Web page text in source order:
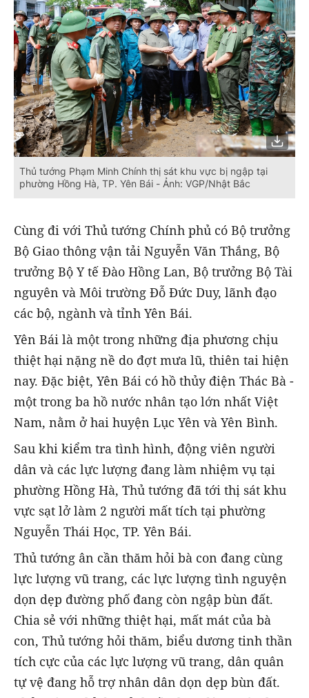
Thủ tướng Phạm Minh Chính thị sát khu vực bị ngập tại
phường Hồng Hà, TP. Yên Bái - Ảnh: VGP/Nhật Bắc
Cùng đi với Thủ tướng Chính phủ có Bộ trưởng
Bộ Giao thông vận tải Nguyễn Văn Thắng, Bộ
trưởng Bộ Y tế Đào Hồng Lan, Bộ trưởng Bộ Tài
nguyên và Môi trường Đỗ Đức Duy, lãnh đạo
các bộ, ngành và tỉnh Yên Bái.
Yên Bái là một trong những địa phương chịu
thiệt hại nặng nề do đợt mưa lũ, thiên tai hiện
nay. Đặc biệt, Yên Bái có hồ thủy điện Thác Bà -
một trong ba hồ nước nhân tạo lớn nhất Việt
Nam, nằm ở hai huyện Lục Yên và Yên Bình.
Sau khi kiểm tra tình hình, động viên người
dân và các lực lượng đang làm nhiệm vụ tại
phường Hồng Hà, Thủ tướng đã tới thị sát khu
vực sạt lở làm 2 người mất tích tại phường
Nguyễn Thái Học, TP. Yên Bái.
Thủ tướng ân cần thăm hỏi bà con đang cùng
lực lượng vũ trang, các lực lượng tình nguyện
dọn dẹp đường phố đang còn ngập bùn đất.
Chia sẻ với những thiệt hại, mất mát của bà
con, Thủ tướng hỏi thăm, biểu dương tinh thần
tích cực của các lực lượng vũ trang, dân quân
tự vệ đang hỗ trợ nhân dân dọn dẹp bùn đất.